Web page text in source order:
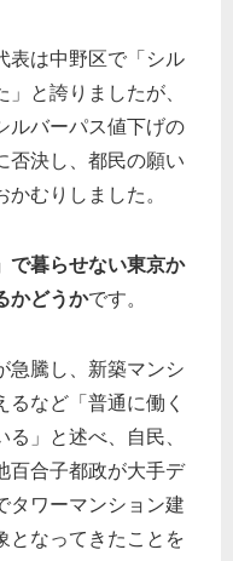
は中野区で「シル
と誇りましたが、
ルバーパス値下げの
否決し、都民の願い
むりしました。
で暮らせない東京か
かどうかです。
騰し、新築マンシ
るなど「普通に働く
」と述べ、自民、
百合子都政が大手デ
タワーマンション建
となってきたことを